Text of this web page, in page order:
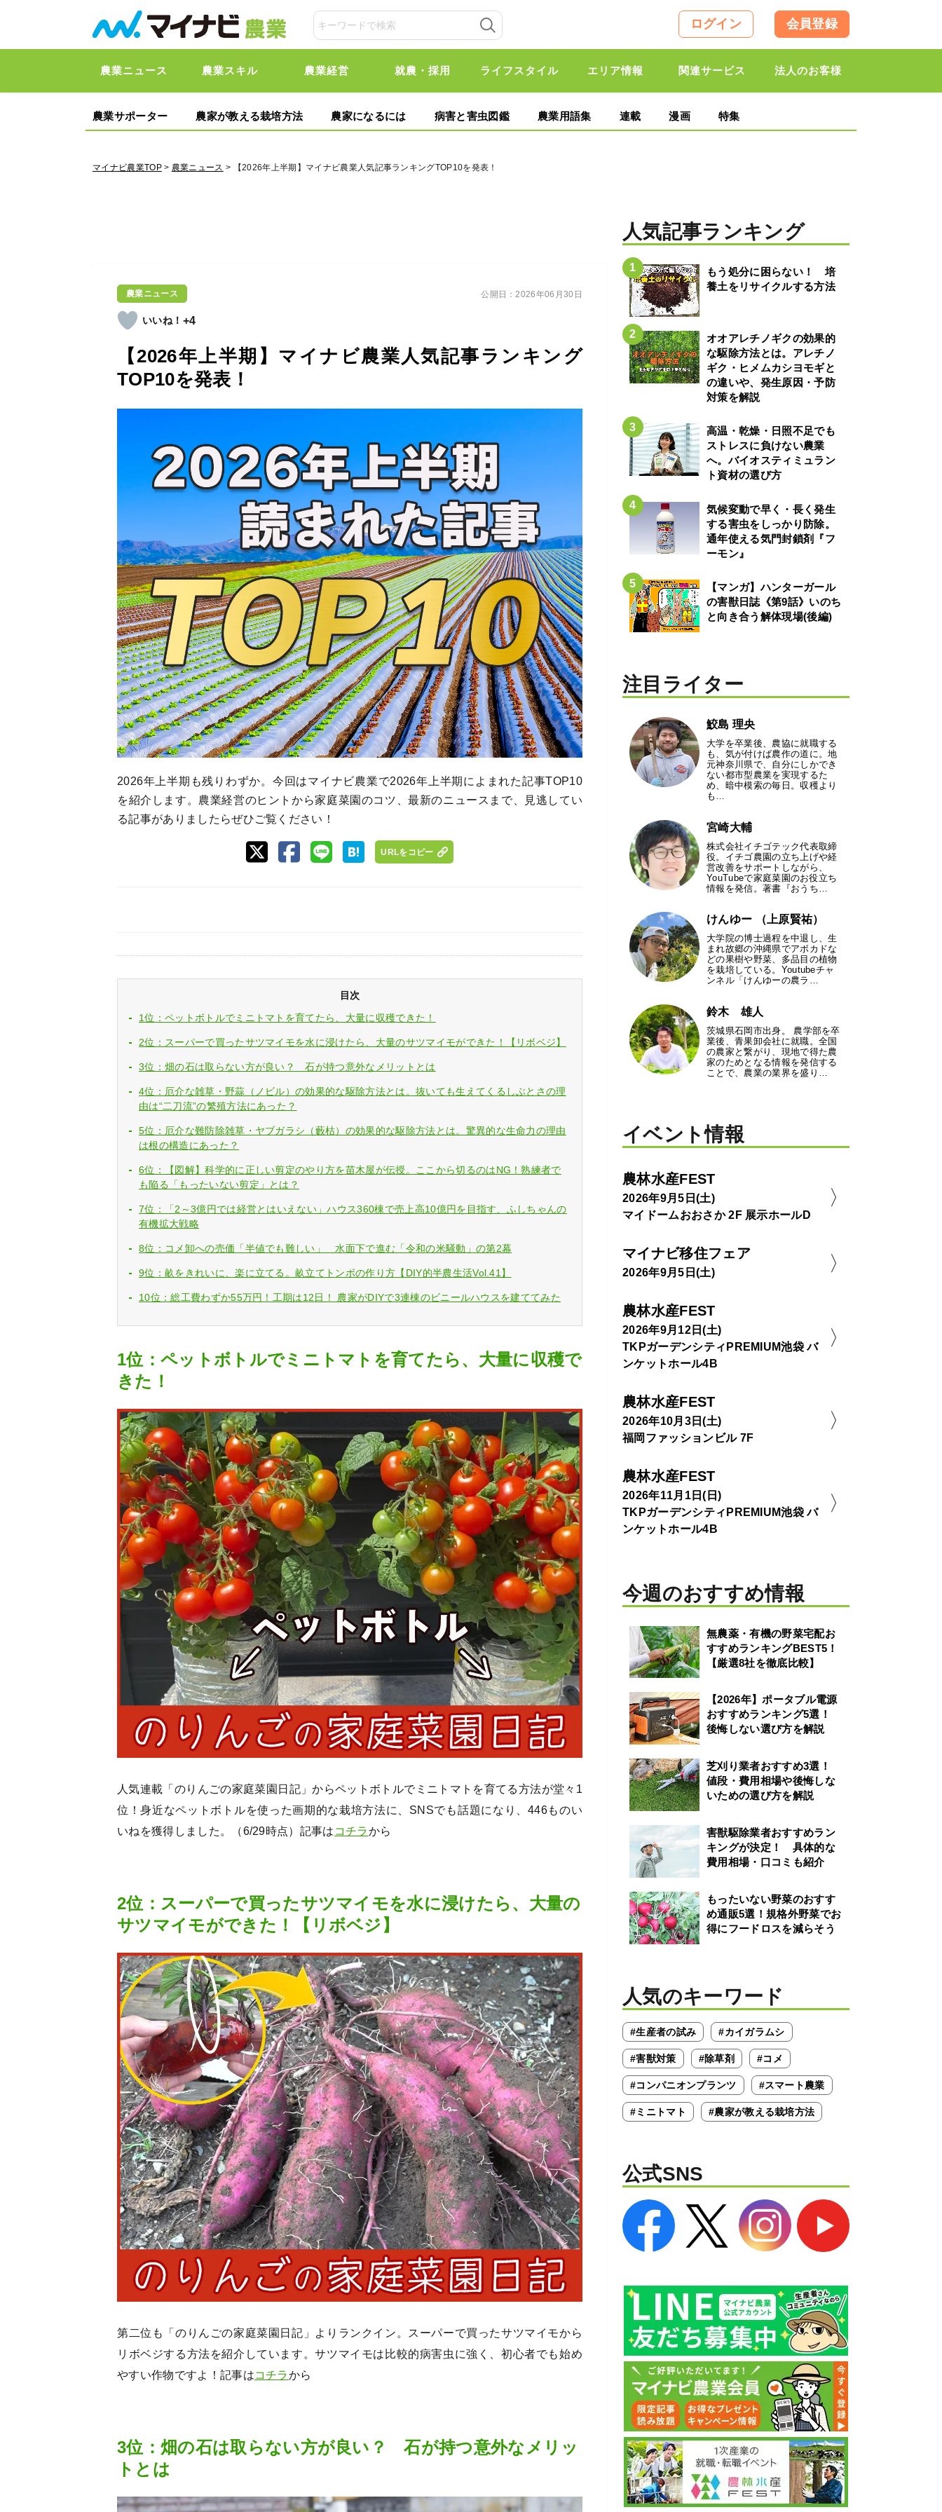
ログイン 会員登録
農業ニュース 農業スキル 農業経営 就農・採用 ライフスタイル エリア情報 関連サービス 法人のお客様
農業サポーター 農家が教える栽培方法 農家になるには 病害と害虫図鑑 農業用語集 連載 漫画 特集
マイナビ農業TOP> 農業ニュース > 【2026年上半期】マイナビ農業人気記事ランキングTOP10を発表！
農業ニュース
+4
【2026年上半期】マイナビ農業人気記事ランキング
TOP10を発表！
公開日：2026年06月30日
2026年上半期も残りわずか。今回はマイナビ農業で2026年上半期によまれた記事TOP10
を紹介します。農業経営のヒントから家庭菜園のコツ、最新のニュースまで、見逃してい
る記事がありましたらぜひご覧ください！
URLをコピー
目次
1位：ペットボトルでミニトマトを育てたら、大量に収穫できた！
2位：スーパーで買ったサツマイモを水に浸けたら、大量のサツマイモができた！【リボベジ】
3位：畑の石は取らない方が良い？ 石が持つ意外なメリットとは
4位：厄介な雑草・野蒜（ノビル）の効果的な駆除方法とは。抜いても生えてくるしぶとさの理
由は“二刀流”の繁殖方法にあった？
5位：厄介な難防除雑草・ヤブガラシ（藪枯）の効果的な駆除方法とは。驚異的な生命力の理由
は根の構造にあった？
6位：【図解】科学的に正しい剪定のやり方を苗木屋が伝授。ここから切るのはNG！熟練者で
も陥る「もったいない剪定」とは？
7位：「2～3億円では経営とはいえない」ハウス360棟で売上高10億円を目指す、ふしちゃんの
有機拡大戦略
8位：コメ卸への売価「半値でも難しい」 水面下で進む「令和の米騒動」の第2幕
9位：畝をきれいに、楽に立てる。畝立てトンボの作り方【DIY的半農生活Vol.41】
10位：総工費わずか55万円！工期は12日！ 農家がDIYで3連棟のビニールハウスを建ててみた
1位：ペットボトルでミニトマトを育てたら、大量に収穫で
きた！
人気連載「のりんごの家庭菜園日記」からペットボトルでミニトマトを育てる方法が堂々1
位！身近なペットボトルを使った画期的な栽培方法に、SNSでも話題になり、446ものい
いねを獲得しました。（6/29時点） 記事は コチラから
2位：スーパーで買ったサツマイモを水に浸けたら、大量の
サツマイモができた！【リボベジ】
第二位も「のりんごの家庭菜園日記」よりランクイン。スーパーで買ったサツマイモから
リボベジする方法を紹介しています。サツマイモは比較的病害虫に強く、初心者でも始め
やすい作物ですよ！ 記事はコチラから
3位：畑の石は取らない方が良い？ 石が持つ意外なメリッ
トとは
人気記事ランキング
もう処分に困らない！ 培
養土をリサイクルする方法
オオアレチノギクの効果的
な駆除方法とは。アレチノ
ギク・ヒメムカシヨモギと
の違いや、発生原因・予防
対策を解説
高温・乾燥・日照不足でも
ストレスに負けない農業
へ。バイオスティミュラン
ト資材の選び方
気候変動で早く・長く発生
する害虫をしっかり防除。
通年使える気門封鎖剤『フ
ーモン』
【マンガ】ハンターガール
の害獣日誌《第9話》いのち
と向き合う解体現場(後編)
注目ライター
鮫島 理央
大学を卒業後、農協に就職する
も、気が付けば農作の道に。地
元神奈川県で、自分にしかでき
ない都市型農業を実現するた
め、暗中模索の毎日。収穫より
も…
宮崎大輔
株式会社イチゴテック代表取締
役。イチゴ農園の立ち上げや経
営改善をサポートしながら、
YouTubeで家庭菜園のお役立ち
情報を発信。著書『おうち…
けんゆー （上原賢祐）
大学院の博士過程を中退し、生
まれ故郷の沖縄県でアボカドな
どの果樹や野菜、多品目の植物
を栽培している。Youtubeチャ
ンネル「けんゆーの農ラ…
鈴木 雄人
茨城県石岡市出身。 農学部を卒
業後、青果卸会社に就職。全国
の農家と繋がり、現地で得た農
家のためとなる情報を発信する
ことで、農業の業界を盛り…
イベント情報
農林水産FEST
2026年9月5日(土)
マイドームおおさか 2F 展示ホールD
マイナビ移住フェア
2026年9月5日(土)
農林水産FEST
2026年9月12日(土)
TKPガーデンシティPREMIUM池袋 バ
ンケットホール4B
農林水産FEST
2026年10月3日(土)
福岡ファッションビル 7F
農林水産FEST
2026年11月1日(日)
TKPガーデンシティPREMIUM池袋 バ
ンケットホール4B
今週のおすすめ情報
無農薬・有機の野菜宅配お
すすめランキングBEST5！
【厳選8社を徹底比較】
【2026年】ポータブル電源
おすすめランキング5選！
後悔しない選び方を解説
芝刈り業者おすすめ3選！
値段・費用相場や後悔しな
いための選び方を解説
害獣駆除業者おすすめラン
キングが決定！ 具体的な
費用相場・口コミも紹介
もったいない野菜のおすす
め通販5選！規格外野菜でお
得にフードロスを減らそう
人気のキーワード
#生産者の試み #カイガラムシ
#害獣対策 #除草剤 #コメ
#コンパニオンプランツ #スマート農業
#ミニトマト #農家が教える栽培方法
公式SNS